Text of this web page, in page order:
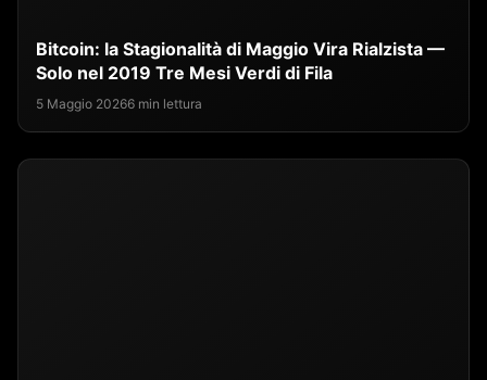
Bitcoin: la Stagionalità di Maggio Vira Rialzista —
Solo nel 2019 Tre Mesi Verdi di Fila
5 Maggio 20266 min lettura